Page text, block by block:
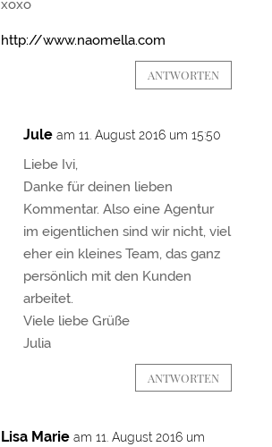
xoxo
http://www.naomella.com
ANTWORTEN
Jule am 11. August 2016 um 15:50
Liebe Ivi,
Danke für deinen lieben
Kommentar. Also eine Agentur
im eigentlichen sind wir nicht, viel
eher ein kleines Team, das ganz
persönlich mit den Kunden
arbeitet.
Viele liebe Grüße
Julia
ANTWORTEN
Lisa Marie am 11. August 2016 um